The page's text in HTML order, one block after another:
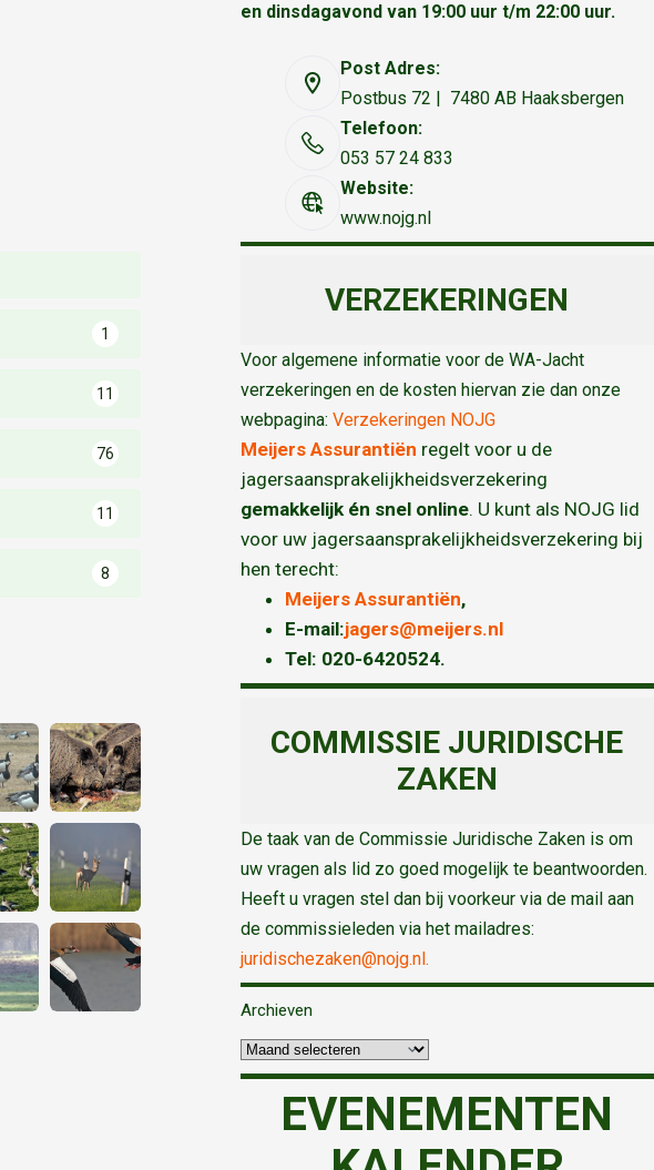
1
11
76
11
8
en dinsdagavond van 19:00 uur t/m 22:00 uur.
Post Adres:
Postbus 72 | 7480 AB Haaksbergen
Telefoon:
053 57 24 833
Website:
www.nojg.nl
VERZEKERINGEN
Voor algemene informatie voor de WA-Jacht
verzekeringen en de kosten hiervan zie dan onze
webpagina: Verzekeringen NOJG
Meijers Assurantiën regelt voor u de
jagersaansprakelijkheidsverzekering
gemakkelijk én snel online. U kunt als NOJG lid
voor uw jagersaansprakelijkheidsverzekering bij
hen terecht:
Meijers Assurantiën,
E-mail:jagers@meijers.nl
Tel: 020-6420524.
COMMISSIE JURIDISCHE
ZAKEN
De taak van de Commissie Juridische Zaken is om
uw vragen als lid zo goed mogelijk te beantwoorden.
Heeft u vragen stel dan bij voorkeur via de mail aan
de commissieleden via het mailadres:
juridischezaken@nojg.nl.
Archieven
EVENEMENTEN